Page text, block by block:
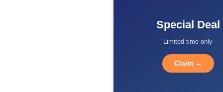
Special Deal
Limited time only
Claim →